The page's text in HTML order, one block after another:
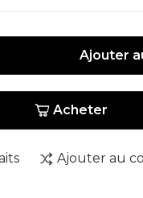
Ajouter
Acheter
Ajouter au